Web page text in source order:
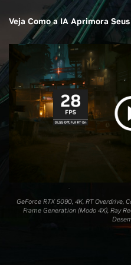
Veja Como a IA Aprimora
GeForce RTX 5090, 4K, RT
Frame Generation (Modo 4X), Ray